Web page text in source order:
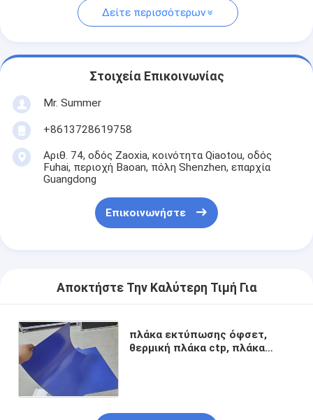
Δείτε περισσότερων
Στοιχεία Επικοινωνίας
Mr. Summer
+8613728619758
Αριθ. 74, οδός Zaoxia, κοινότητα Qiaotou, οδός
Fuhai, περιοχή Baoan, πόλη Shenzhen, επαρχία
Guangdong
Επικοινωνήστε
Αποκτήστε Την Καλύτερη Τιμή Για
πλάκα εκτύπωσης όφσετ,
θερμική πλάκα ctp, πλάκα